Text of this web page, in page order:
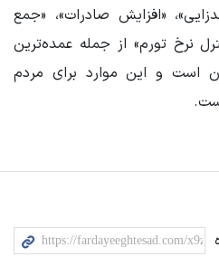
«افزایش صادرات»، «جمع
نرخ تورم» از جمله عمده‌ترین
است و این موارد برای مردم